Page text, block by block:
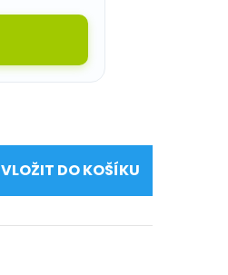
VLOŽIT DO KOŠÍKU